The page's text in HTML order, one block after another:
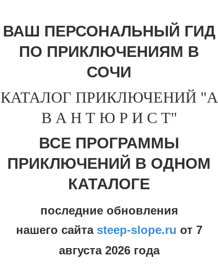
ВАШ ПЕРСОНАЛЬНЫЙ ГИД
ПО ПРИКЛЮЧЕНИЯМ В
СОЧИ
КАТАЛОГ ПРИКЛЮЧЕНИЙ "А
В А Н Т Ю Р И С Т"
ВСЕ ПРОГРАММЫ
ПРИКЛЮЧЕНИЙ В ОДНОМ
КАТАЛОГЕ
последние обновления
нашего сайта steep-slope.ru от 7
августа 2026 года